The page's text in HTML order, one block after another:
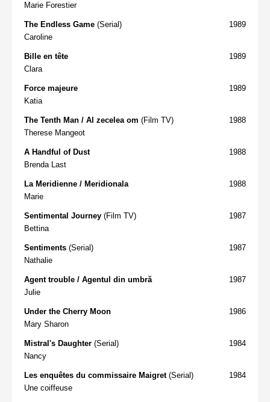
Marie Forestier
1989
The Endless Game (Serial)
Caroline
1989
Bille en tête
Clara
1989
Force majeure
Katia
1988
The Tenth Man / Al zecelea om (Film TV)
Therese Mangeot
1988
A Handful of Dust
Brenda Last
1988
La Meridienne / Meridionala
Marie
1987
Sentimental Journey (Film TV)
Bettina
1987
Sentiments (Serial)
Nathalie
1987
Agent trouble / Agentul din umbră
Julie
1986
Under the Cherry Moon
Mary Sharon
1984
Mistral's Daughter (Serial)
Nancy
1984
Les enquêtes du commissaire Maigret (Serial)
Une coiffeuse